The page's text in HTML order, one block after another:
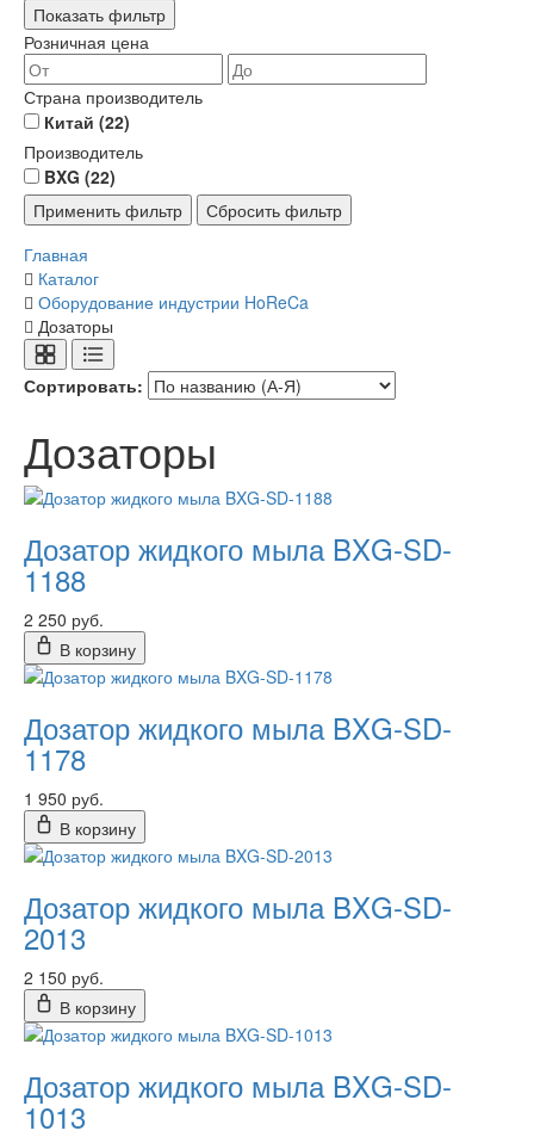
Показать фильтр
Розничная цена
Страна производитель
Китай (22)
Производитель
BXG (22)
Главная
Каталог
Оборудование индустрии HoReCa
Дозаторы
Сортировать:
Дозаторы
Дозатор жидкого мыла BXG-SD-
1188
2 250 руб.
В корзину
Дозатор жидкого мыла BXG-SD-
1178
1 950 руб.
В корзину
Дозатор жидкого мыла BXG-SD-
2013
2 150 руб.
В корзину
Дозатор жидкого мыла BXG-SD-
1013